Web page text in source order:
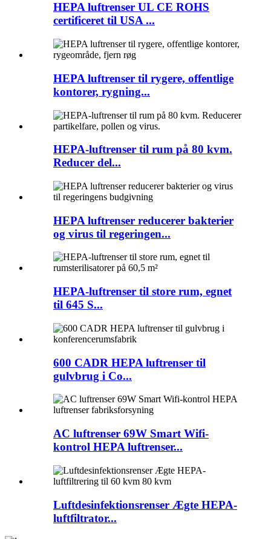
HEPA luftrenser UL CE ROHS
certificeret til USA ...
HEPA luftrenser til rygere, offentlige
kontorer, rygning...
HEPA-luftrenser til rum på 80 kvm.
Reducer del...
HEPA luftrenser reducerer bakterier
og virus til regeringen...
HEPA-luftrenser til store rum, egnet
til 645 S...
600 CADR HEPA luftrenser til
gulvbrug i Co...
AC luftrenser 69W Smart Wifi-
kontrol HEPA luftrenser...
Luftdesinfektionsrenser Ægte HEPA-
luftfiltrator...